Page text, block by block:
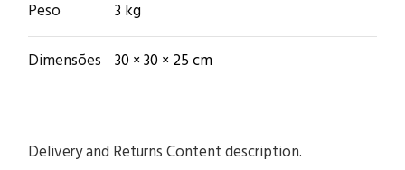
Peso 3 kg
Dimensões 30 × 30 × 25 cm
Delivery and Returns Content description.